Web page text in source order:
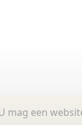
mag een